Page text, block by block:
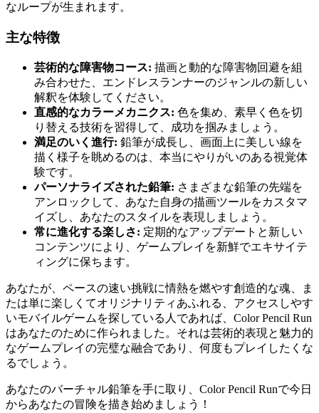
なループが生まれます。
主な特徴
芸術的な障害物コース: 描画と動的な障害物回避を組
み合わせた、エンドレスランナーのジャンルの新しい
解釈を体験してください。
直感的なカラーメカニクス: 色を集め、素早く色を切
り替える技術を習得して、成功を掴みましょう。
満足のいく進行: 鉛筆が成長し、画面上に美しい線を
描く様子を眺めるのは、本当にやりがいのある視覚体
験です。
パーソナライズされた鉛筆: さまざまな鉛筆の先端を
アンロックして、あなた自身の描画ツールをカスタマ
イズし、あなたのスタイルを表現しましょう。
常に進化する楽しさ: 定期的なアップデートと新しい
コンテンツにより、ゲームプレイを新鮮でエキサイテ
ィングに保ちます。
あなたが、ペースの速い挑戦に情熱を燃やす創造的な魂、ま
たは単に楽しくてオリジナリティあふれる、アクセスしやす
いモバイルゲームを探している人であれば、Color Pencil Run
はあなたのために作られました。それは芸術的表現と魅力的
なゲームプレイの完璧な融合であり、何度もプレイしたくな
るでしょう。
あなたのバーチャル鉛筆を手に取り、Color Pencil Runで今日
からあなたの冒険を描き始めましょう！